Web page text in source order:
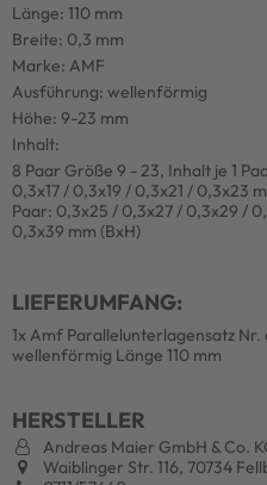
Länge: 110 mm
Breite: 0,3 mm
Marke: AMF
Ausführung: wellenförmig
Höhe: 9-23 mm
Inhalt:
8 Paar Größe 9 - 23, Inhalt je 1
0,3x17 / 0,3x19 / 0,3x21 / 0,3x23
Paar: 0,3x25 / 0,3x27 / 0,3x29 /
0,3x39 mm (BxH)
LIEFERUMFANG:
1x Amf Parallelunterlagensatz
wellenförmig Länge 110 mm
HERSTELLER
Andreas Maier GmbH & Co.
Waiblinger Str. 116, 70734